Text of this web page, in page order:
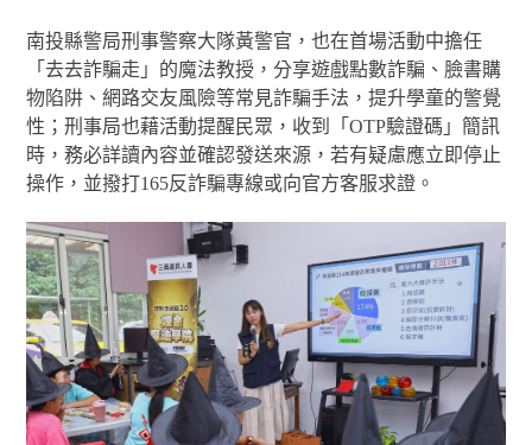
南投縣警局刑事警察大隊黃警官，也在首場活動中擔任
「去去詐騙走」的魔法教授，分享遊戲點數詐騙、臉書購
物陷阱、網路交友風險等常見詐騙手法，提升學童的警覺
性；刑事局也藉活動提醒民眾，收到「OTP驗證碼」簡訊
時，務必詳讀內容並確認發送來源，若有疑慮應立即停止
操作，並撥打165反詐騙專線或向官方客服求證。